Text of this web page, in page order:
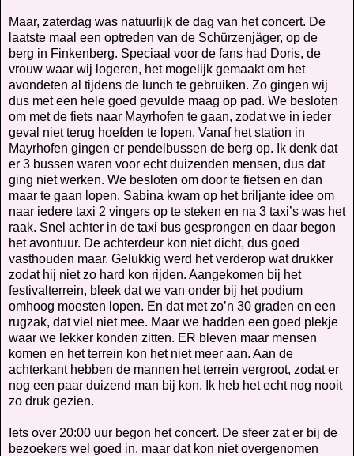
Maar, zaterdag was natuurlijk de dag van het concert. De
laatste maal een optreden van de Schürzenjäger, op de
berg in Finkenberg. Speciaal voor de fans had Doris, de
vrouw waar wij logeren, het mogelijk gemaakt om het
avondeten al tijdens de lunch te gebruiken. Zo gingen wij
dus met een hele goed gevulde maag op pad. We besloten
om met de fiets naar Mayrhofen te gaan, zodat we in ieder
geval niet terug hoefden te lopen. Vanaf het station in
Mayrhofen gingen er pendelbussen de berg op. Ik denk dat
er 3 bussen waren voor echt duizenden mensen, dus dat
ging niet werken. We besloten om door te fietsen en dan
maar te gaan lopen. Sabina kwam op het briljante idee om
naar iedere taxi 2 vingers op te steken en na 3 taxi’s was het
raak. Snel achter in de taxi bus gesprongen en daar begon
het avontuur. De achterdeur kon niet dicht, dus goed
vasthouden maar. Gelukkig werd het verderop wat drukker
zodat hij niet zo hard kon rijden. Aangekomen bij het
festivalterrein, bleek dat we van onder bij het podium
omhoog moesten lopen. En dat met zo’n 30 graden en een
rugzak, dat viel niet mee. Maar we hadden een goed plekje
waar we lekker konden zitten. ER bleven maar mensen
komen en het terrein kon het niet meer aan. Aan de
achterkant hebben de mannen het terrein vergroot, zodat er
nog een paar duizend man bij kon. Ik heb het echt nog nooit
zo druk gezien.
Iets over 20:00 uur begon het concert. De sfeer zat er bij de
bezoekers wel goed in, maar dat kon niet overgenomen